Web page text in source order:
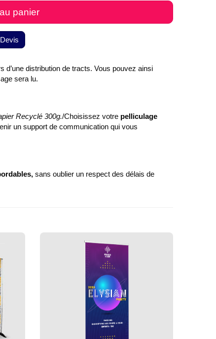
panier
Devis
d’une distribution de tracts. Vous pouvez ainsi
sera lu.
Recyclé 300g./Choisissez votre pelliculage
un support de communication qui vous
sans oublier un respect des délais de